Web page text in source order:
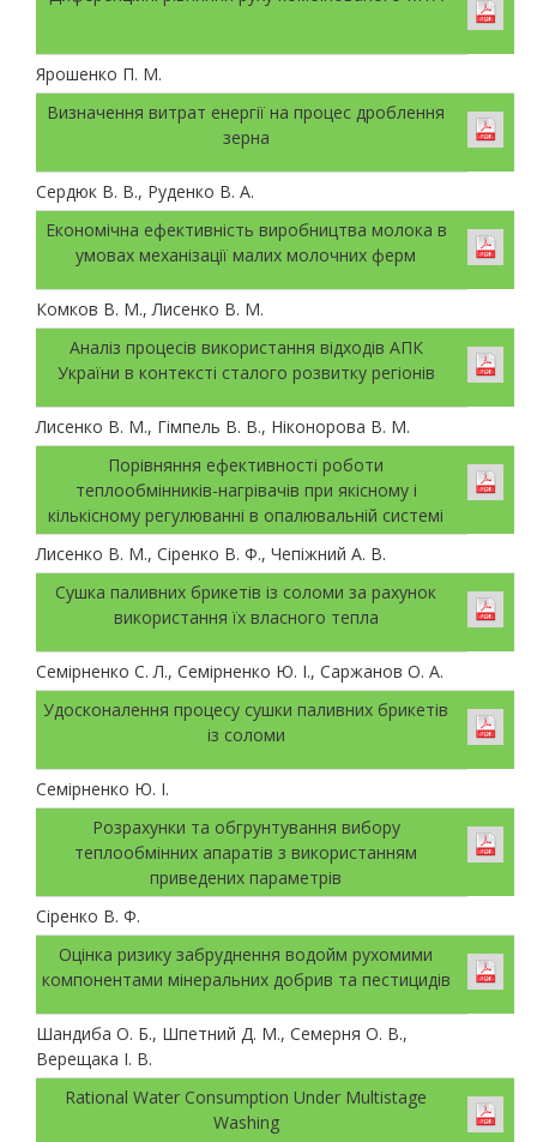
Ярошенко П. М.
Визначення витрат енергії на процес дроблення
зерна
Сердюк В. В., Руденко В. А.
Економічна ефективність виробництва молока в
умовах механізації малих молочних ферм
Комков В. М., Лисенко В. М.
Аналіз процесів використання відходів АПК
України в контексті сталого розвитку регіонів
Лисенко В. М., Гімпель В. В., Ніконорова В. М.
Порівняння ефективності роботи
теплообмінників-нагрівачів при якісному і
кількісному регулюванні в опалювальній системі
Лисенко В. М., Сіренко В. Ф., Чепіжний А. В.
Сушка паливних брикетів із соломи за рахунок
використання їх власного тепла
Семірненко С. Л., Семірненко Ю. І., Саржанов О. А.
Удосконалення процесу сушки паливних брикетів
із соломи
Семірненко Ю. І.
Розрахунки та обгрунтування вибору
теплообмінних апаратів з використанням
приведених параметрів
Сіренко В. Ф.
Оцінка ризику забруднення водойм рухомими
компонентами мінеральних добрив та пестицидів
Шандиба О. Б., Шпетний Д. М., Семерня О. В.,
Верещака І. В.
Rational Water Consumption Under Multistage
Washing